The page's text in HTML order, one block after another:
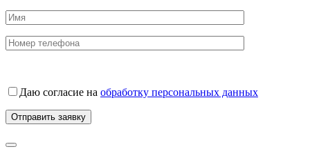
Даю согласие на обработку персональных данных